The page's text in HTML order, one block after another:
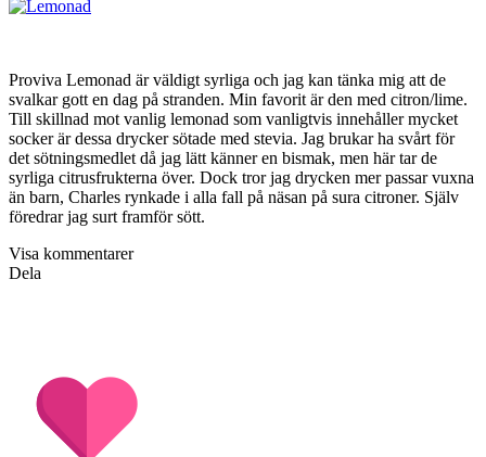
Proviva Lemonad är väldigt syrliga och jag kan tänka mig att de
svalkar gott en dag på stranden. Min favorit är den med citron/lime.
Till skillnad mot vanlig lemonad som vanligtvis innehåller mycket
socker är dessa drycker sötade med stevia. Jag brukar ha svårt för
det sötningsmedlet då jag lätt känner en bismak, men här tar de
syrliga citrusfrukterna över. Dock tror jag drycken mer passar vuxna
än barn, Charles rynkade i alla fall på näsan på sura citroner. Själv
föredrar jag surt framför sött.
Visa kommentarer
Dela